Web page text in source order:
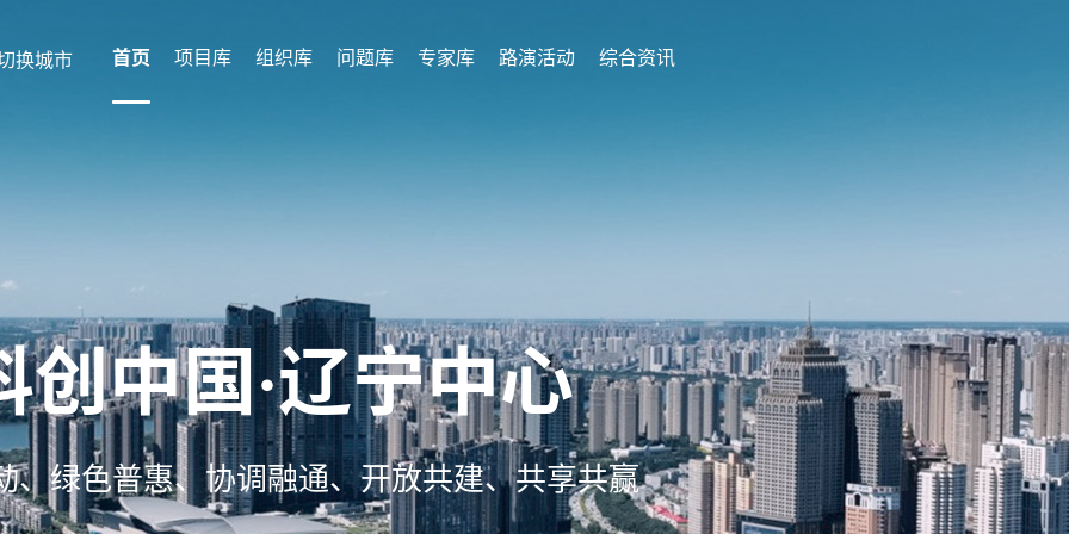
换城市 首页 项目库 组织库 问题库 专家库 路演活动 综合资讯
创中国·辽宁中心
、绿色普惠、协调融通、开放共建、共享共赢